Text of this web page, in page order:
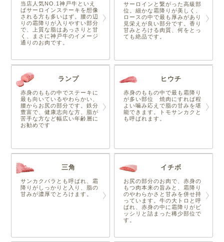
当店人気NO.1神戸牛といえ
ばサーロインステーキを想像
される方も多いはず。腰の辺
りの霜降りが入りやすい部分
で、上質な脂はあっさりと甘
く、まさに神戸牛のイメージ
通りのお肉です。
サーロインと繋がった高級部
位。細かな霜降りが美しく、
ロースの中で最も厚みがあり
見栄えが良い部分です。香り
甘みとろける肉質、何をとっ
ても絶品です。
ランプ
赤身のももの中でステーキに
最も向いているやわらかい、
腰からお尻の部分です。鉄分
豊富で、健康志向な方、脂が
苦手な方など幅広い年齢層に
お勧めです
ヒウチ
赤身のももの中で最も霜降り
が多い部位 焼肉にすれば程
よい噛み応えで脂の甘みを堪
能できます。トモサンカクと
も呼ばれます。
三角
サンカクバラとも呼ばれ、霜
降りがしっかりと入り、脂の
甘みが濃厚でとろけます。
イチボ
お尻の部分のお肉で、赤身の
もつ肉本来の旨みと、霜降り
のやわらかさと甘みを併せ持
っています。牛の大トロと呼
ばれ、赤身の中に霜降りがビ
ッシリと詰まった稀少部位で
す。